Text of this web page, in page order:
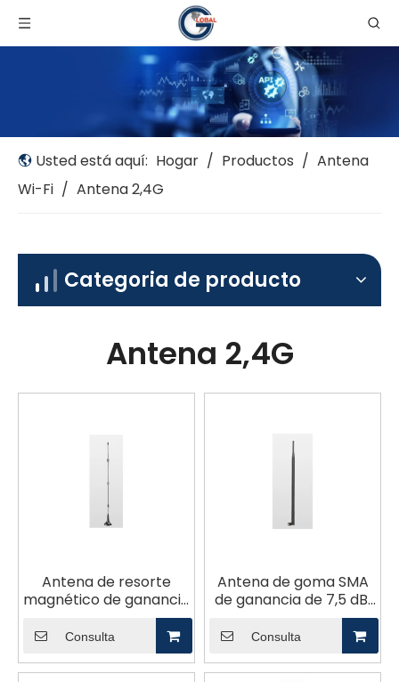
Usted está aquí: Hogar / Productos / Antena
Wi-Fi / Antena 2,4G
Categoria de producto
Antena 2,4G
Antena de resorte
magnético de ganancia
5dBi 2400-2500MHz
Consulta
Antena de goma SMA
de ganancia de 7,5 dBi
2400-2500 MHz
Consulta